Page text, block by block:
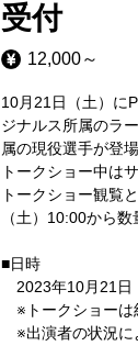
受付
12,000～
10月21日（土）に
ジナルス所属のラ
属の現役選手が登
トークショー中は
トークショー観覧
（土）10:00から
■日時
2023年10月21日
※トークショーは
※出演者の状況に